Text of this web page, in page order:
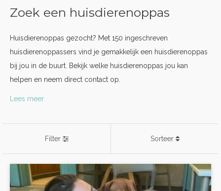
Zoek een huisdierenoppas
Huisdierenoppas gezocht? Met 150 ingeschreven
huisdierenoppassers vind je gemakkelijk een huisdierenoppas
bij jou in de buurt. Bekijk welke huisdierenoppas jou kan
helpen en neem direct contact op.
Lees meer
Filter Sorteer